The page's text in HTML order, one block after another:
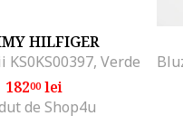
HILFIGER
KS0KS00397, Verde
18200lei
de Shop4u